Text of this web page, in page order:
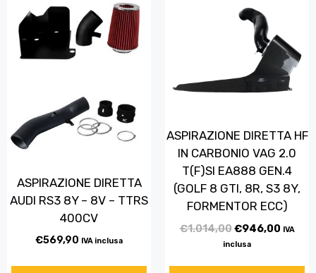
ASPIRAZIONE DIRETTA
AUDI RS3 8Y – 8V – TTRS
400CV
€569,90 IVA inclusa
ASPIRAZIONE DIRETTA HF
IN CARBONIO VAG 2.0
T(F)SI EA888 GEN.4
(GOLF 8 GTI, 8R, S3 8Y,
FORMENTOR ECC)
€1.014,00€946,00 IVA
inclusa